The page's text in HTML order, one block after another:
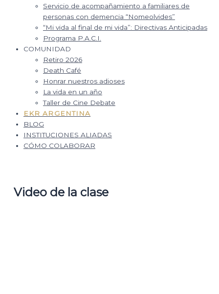
Servicio de acompañamiento a familiares de
personas con demencia “Nomeolvides”
“Mi vida al final de mi vida”: Directivas Anticipadas
Programa P.A.C.I.
COMUNIDAD
Retiro 2026
Death Café
Honrar nuestros adioses
La vida en un año
Taller de Cine Debate
EKR ARGENTINA
BLOG
INSTITUCIONES ALIADAS
CÓMO COLABORAR
Video de la clase